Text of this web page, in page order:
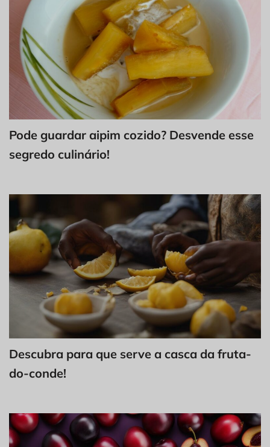
Pode guardar aipim cozido? Desvende esse
segredo culinário!
Descubra para que serve a casca da fruta-
do-conde!